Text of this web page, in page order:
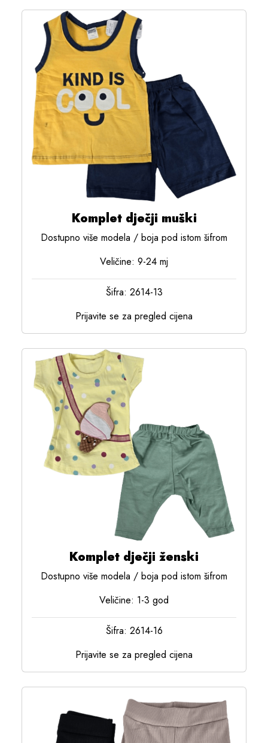
Komplet dječji muški
Dostupno više modela / boja pod istom šifrom
Veličine: 9-24 mj
Šifra: 2614-13
Prijavite se za pregled cijena
Komplet dječji ženski
Dostupno više modela / boja pod istom šifrom
Veličine: 1-3 god
Šifra: 2614-16
Prijavite se za pregled cijena